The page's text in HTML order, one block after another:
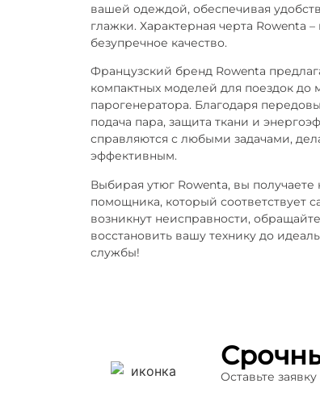
вашей одеждой, обеспечивая
глажки. Характерная черта Rowenta
безупречное качество.
Французский бренд Rowenta
компактных моделей для поездок
парогенератора. Благодаря
подача пара, защита ткани и
справляются с любыми задачами,
эффективным.
Выбирая утюг Rowenta, вы
помощника, который соответствует
возникнут неисправности,
восстановить вашу технику до
службы!
Оставьте